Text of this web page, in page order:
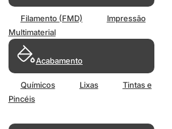
Filamento (FMD)
Impressão
Multimaterial
Acabamento
Químicos Lixas
Tintas e
Pincéis